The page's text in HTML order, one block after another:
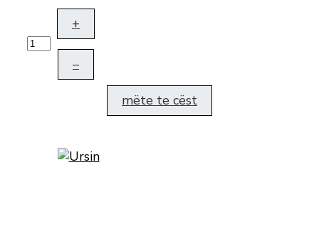
+
–
mëte te cëst